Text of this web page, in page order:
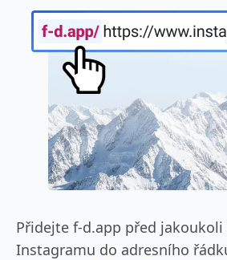
Přidejte f-d.app před jakoukoli
Instagramu do adresního